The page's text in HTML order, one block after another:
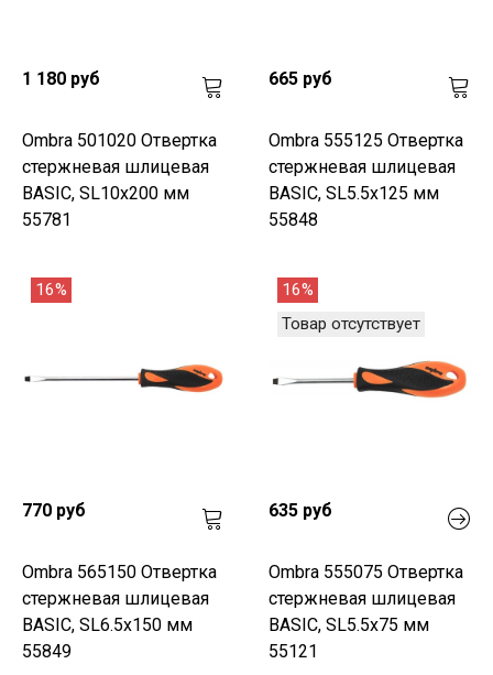
1 180 руб
Ombra 501020 Отвертка
стержневая шлицевая
BASIC, SL10х200 мм
55781
665 руб
Ombra 555125 Отвертка
стержневая шлицевая
BASIC, SL5.5х125 мм
55848
16%
770 руб
Ombra 565150 Отвертка
стержневая шлицевая
BASIC, SL6.5х150 мм
55849
16%
Товар отсутствует
635 руб
Ombra 555075 Отвертка
стержневая шлицевая
BASIC, SL5.5х75 мм
55121